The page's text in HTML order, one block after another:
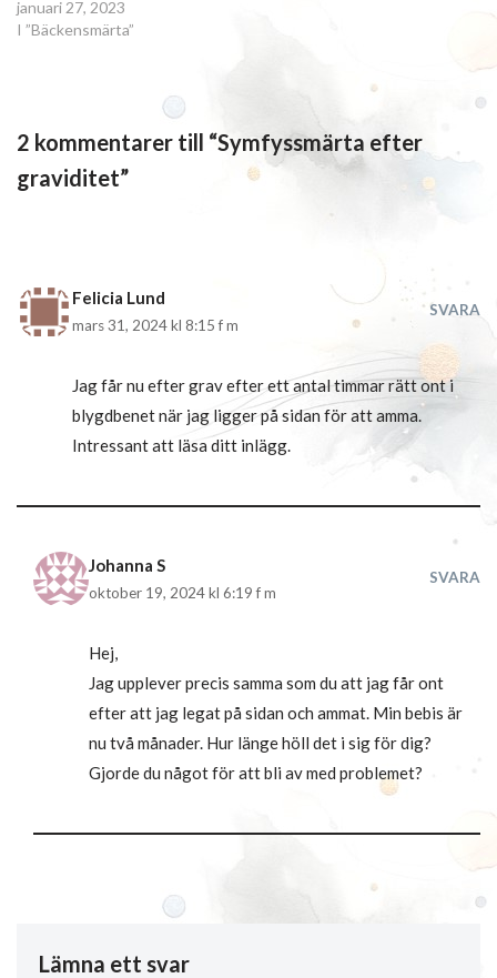
januari 27, 2023
I ”Bäckensmärta”
2 kommentarer till “Symfyssmärta efter
graviditet”
Felicia Lund
mars 31, 2024 kl 8:15 f m
SVARA
Jag får nu efter grav efter ett antal timmar rätt ont i
blygdbenet när jag ligger på sidan för att amma.
Intressant att läsa ditt inlägg.
Johanna S
oktober 19, 2024 kl 6:19 f m
SVARA
Hej,
Jag upplever precis samma som du att jag får ont
efter att jag legat på sidan och ammat. Min bebis är
nu två månader. Hur länge höll det i sig för dig?
Gjorde du något för att bli av med problemet?
Lämna ett svar